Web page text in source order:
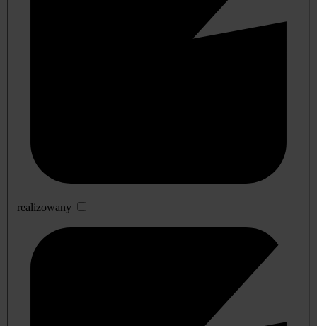
realizowany